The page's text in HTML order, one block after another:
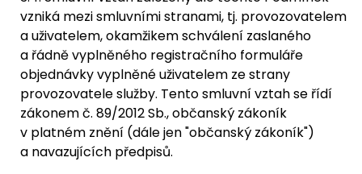
vzniká mezi smluvními stranami, tj. provozovatelem
a uživatelem, okamžikem schválení zaslaného
a řádně vyplněného registračního formuláře
objednávky vyplněné uživatelem ze strany
provozovatele služby. Tento smluvní vztah se řídí
zákonem č. 89/2012 Sb., občanský zákoník
v platném znění (dále jen "občanský zákoník")
a navazujících předpisů.